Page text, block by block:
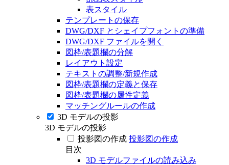
表スタイル
テンプレートの保存
DWG/DXF とシェイプフォントの準備
DWG/DXF ファイルを開く
図枠/表題欄の分解
レイアウト設定
テキストの調整/新規作成
図枠/表題欄の定義と保存
図枠/表題欄の属性定義
マッチングルールの作成
3D モデルの投影
3D モデルの投影
投影図の作成 投影図の作成
目次
3D モデルファイルの読み込み